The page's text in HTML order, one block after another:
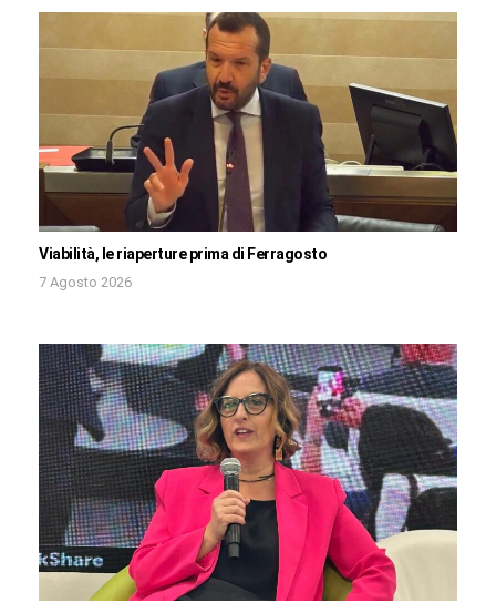
Viabilità, le riaperture prima di Ferragosto
7 Agosto 2026